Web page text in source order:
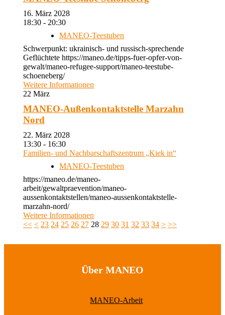
16. März 2028
18:30 - 20:30
MANEO-Teestuben
Schwerpunkt: ukrainisch- und russisch-sprechende
Geflüchtete https://maneo.de/tipps-fuer-opfer-von-
gewalt/maneo-refugee-support/maneo-teestube-
schoeneberg/
Weitere Informationen
22 März
MANEO-Außenkontaktstelle Marzahn
Nord
22. März 2028
13:30 - 16:30
Familien- und Nachbarschaftszentrum „Kiek in“
MANEO-Teestuben
https://maneo.de/maneo-
arbeit/gewaltpraevention/maneo-
aussenkontaktstellen/maneo-aussenkontaktstelle-
marzahn-nord/
Weitere Informationen
<< < 23 24 25 26 27 28 29 30 31 32 33 34 > >>
Über MANEO
MANEO-Arbeit